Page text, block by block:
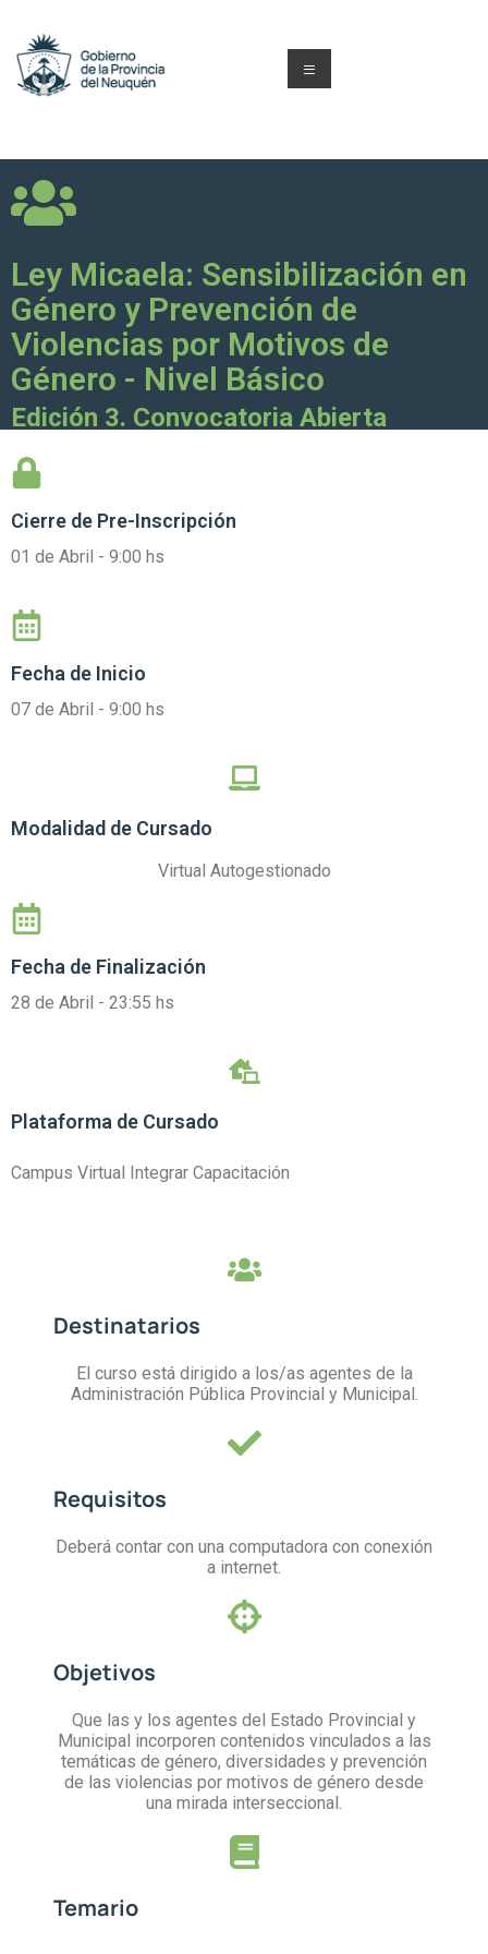
Ley Micaela: Sensibilización en
Género y Prevención de
Violencias por Motivos de
Género - Nivel Básico
Edición 3. Convocatoria Abierta
Cierre de Pre-Inscripción
01 de Abril - 9:00 hs
Fecha de Inicio
07 de Abril - 9:00 hs
Modalidad de Cursado
Virtual Autogestionado
Fecha de Finalización
28 de Abril - 23:55 hs
Plataforma de Cursado
Campus Virtual Integrar Capacitación
Destinatarios
El curso está dirigido a los/as agentes de la
Administración Pública Provincial y Municipal.
Requisitos
Deberá contar con una computadora con conexión
a internet.
Objetivos
Que las y los agentes del Estado Provincial y
Municipal incorporen contenidos vinculados a las
temáticas de género, diversidades y prevención
de las violencias por motivos de género desde
una mirada interseccional.
Temario